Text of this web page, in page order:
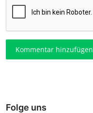
Kommentar hinzufügen
Folge uns